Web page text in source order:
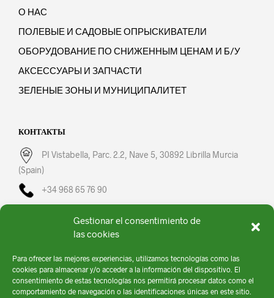
Gestionar el consentimiento de
las cookies
Para ofrecer las mejores experiencias, utilizamos tecnologías como las
cookies para almacenar y/o acceder a la información del dispositivo. El
consentimiento de estas tecnologías nos permitirá procesar datos como el
comportamiento de navegación o las identificaciones únicas en este sitio.
О НАС
ПОЛЕВЫЕ И САДОВЫЕ ОПРЫСКИВАТЕЛИ
ОБОРУДОВАНИЕ ПО СНИЖЕННЫМ ЦЕНАМ И Б/У
АКСЕССУАРЫ И ЗАПЧАСТИ
ЗЕЛЕНЫЕ ЗОНЫ И МУНИЦИПАЛИТЕТ
КОНТАКТЫ
PI Vistabella, Parc. 2.2, Nave 5, 30892 Librilla Murcia
(Spain)
+34 968 65 76 90
Пн-Пт: 08:00 – 16:00